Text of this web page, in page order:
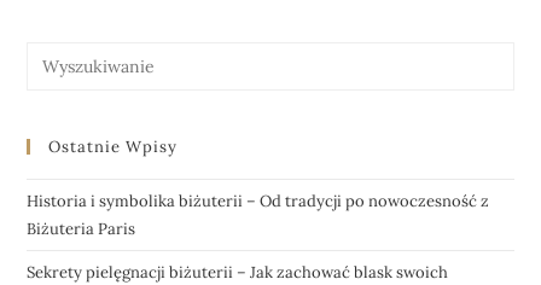
Ostatnie Wpisy
Historia i symbolika biżuterii – Od tradycji po nowoczesność z
Biżuteria Paris
Sekrety pielęgnacji biżuterii – Jak zachować blask swoich